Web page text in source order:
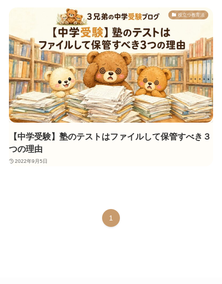
役立つ教育法
【中学受験】塾のテストはファイルして保管すべき３
つの理由
2022年9月5日
1